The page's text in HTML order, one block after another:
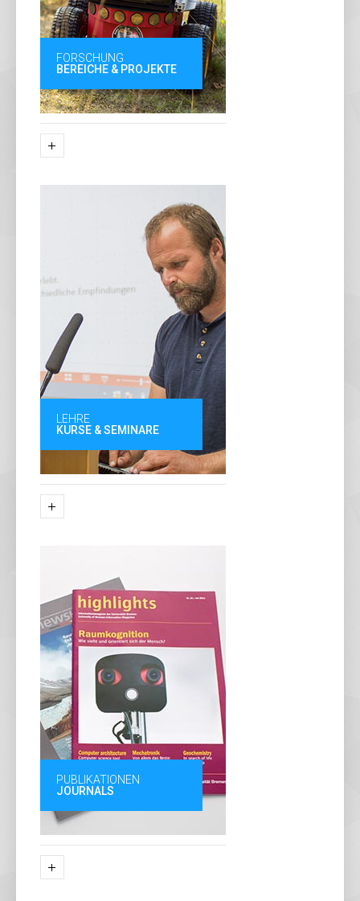
FORSCHUNG
BEREICHE & PROJEKTE
LEHRE
KURSE & SEMINARE
PUBLIKATIONEN
JOURNALS